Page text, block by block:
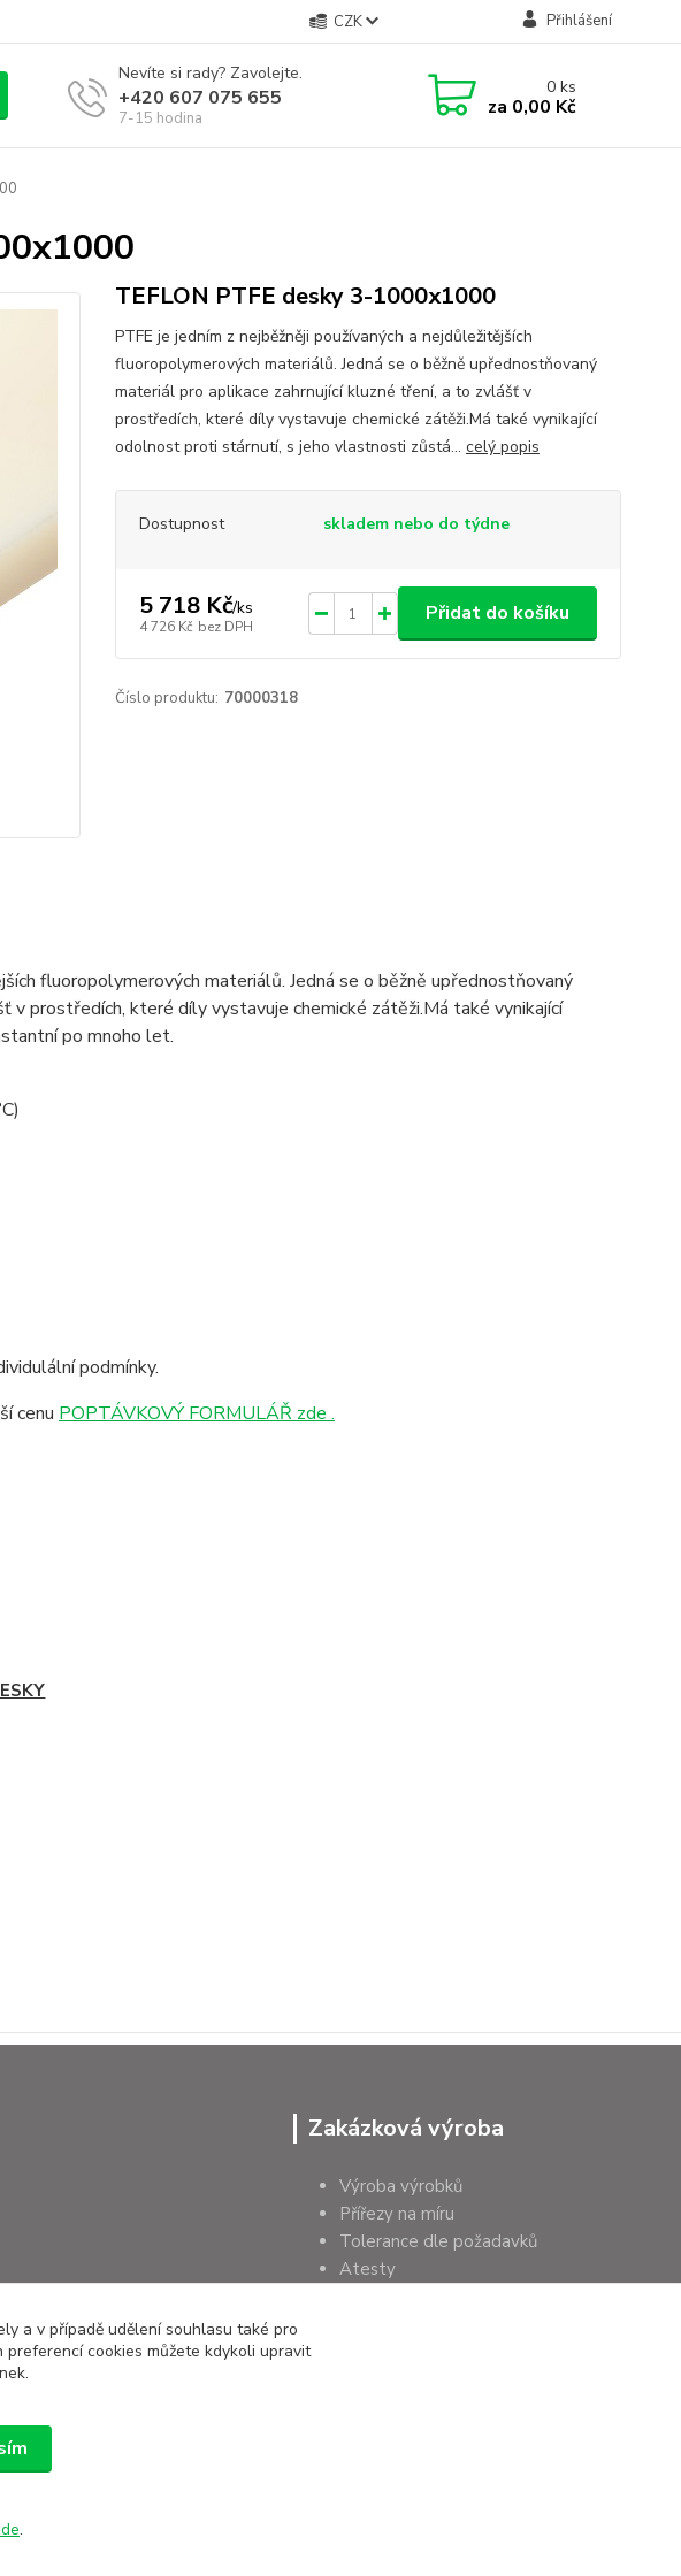
CZK Přihlášení
Nevíte si rady? Zavolejte.
+420 607 075 655
7-15 hodina
0ks
za 0,00 Kč
TEFLON PTFE desky 3-1000x1000
PTFE je jedním z nejběžněji používaných a nejdůležitějších
fluoropolymerových materiálů. Jedná se o běžně upřednostňovaný
materiál pro aplikace zahrnující kluzné tření, a to zvlášť v
prostředích, které díly vystavuje chemické zátěži.Má také vynikající
odolnost proti stárnutí, s jeho vlastnosti zůstá... celý popis
Dostupnost skladem nebo do týdne
5 718 Kč/ks
4 726 Kč bez DPH
Přidat do košíku
Číslo produktu: 70000318
fluoropolymerových materiálů. Jedná se o běžně upřednostňovaný
v prostředích, které díly vystavuje chemické zátěži.Má také vynikající
po mnoho let.
podmínky.
cenu POPTÁVKOVÝ FORMULÁŘ zde .
Zakázková výroba
Výroba výrobků
Přířezy na míru
Tolerance dle požadavků
Atesty
a v případě udělení souhlasu také pro
cookies můžete kdykoli upravit
.